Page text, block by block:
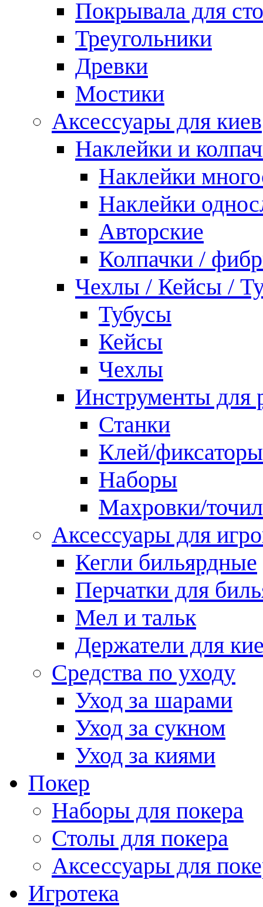
Покрывала для
Треугольники
Древки
Мостики
Аксессуары для киев
Наклейки и
Наклейки
Наклейки
Авторские
Колпачки /
Чехлы / Кейсы /
Тубусы
Кейсы
Чехлы
Инструменты для
Станки
Клей/фиксаторы
Наборы
Махровки/
Аксессуары для
Кегли бильярдные
Перчатки для
Мел и тальк
Держатели для
Средства по уходу
Уход за шарами
Уход за сукном
Уход за киями
Покер
Наборы для покера
Столы для покера
Аксессуары для
Игротека